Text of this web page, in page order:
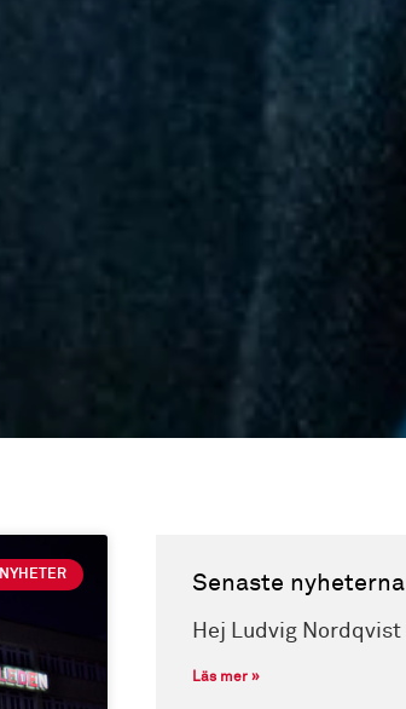
NYHETER Senaste nyheterna
Hej Ludvig Nordqvist
Läs mer »